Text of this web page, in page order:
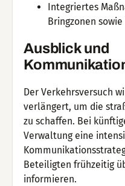
Integriertes
Bringzonen
Ausblick und
Der Verkehrsversuch
verlängert, um die
zu schaffen. Bei
Verwaltung eine
Beteiligten frühzeitig
informieren.